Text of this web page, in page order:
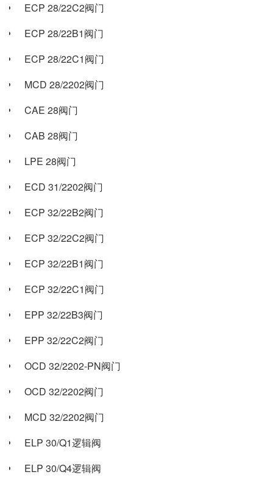
ECP 28/22C2阀门
ECP 28/22B1阀门
ECP 28/22C1阀门
MCD 28/2202阀门
CAE 28阀门
CAB 28阀门
LPE 28阀门
ECD 31/2202阀门
ECP 32/22B2阀门
ECP 32/22C2阀门
ECP 32/22B1阀门
ECP 32/22C1阀门
EPP 32/22B3阀门
EPP 32/22C2阀门
OCD 32/2202-PN阀门
OCD 32/2202阀门
MCD 32/2202阀门
ELP 30/Q1逻辑阀
ELP 30/Q4逻辑阀